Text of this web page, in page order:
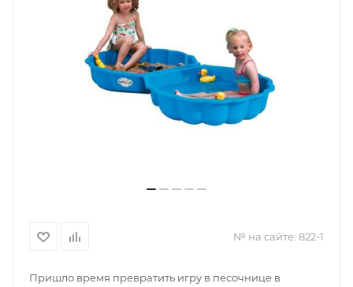
№ на сайте: 822-1
Пришло время превратить игру в песочнице в